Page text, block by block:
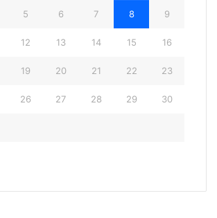
5 6 7 8 9
12 13 14 15 16
19 20 21 22 23
26 27 28 29 30